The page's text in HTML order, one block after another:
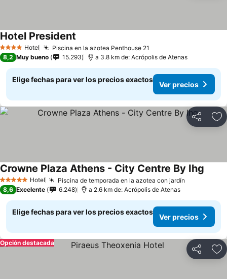
4 EstrellasHotel Piscina en la azotea Penthouse 21
Hotel President
8,2 Muy bueno 15.293 a 3.8 km de: Acrópolis de Atenas
Elige fechas para ver los precios exactos
Ver precios
Compartir
5 Estrellas Hotel Piscina de temporada en la azotea con jardín
Crowne Plaza Athens - City Centre By Ihg
8,6 Excelente 6.248 a 2.6 km de: Acrópolis de Atenas
Elige fechas para ver los precios exactos
Ver precios
Compartir
Opción destacada